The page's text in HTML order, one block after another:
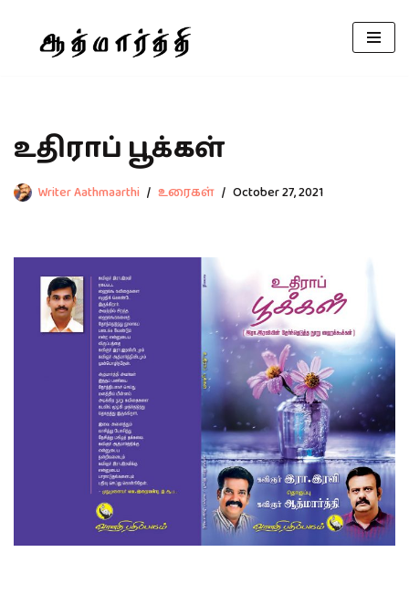
உதிராப் பூக்கள்
Writer Aathmaarthi உரைகள் October 27, 2021